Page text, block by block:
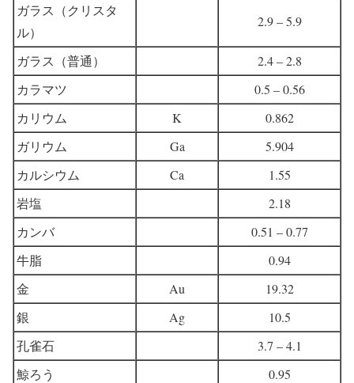
ガラス（クリスタ
ル）
2.9 – 5.9
ガラス（普通）
2.4 – 2.8
カラマツ
0.5 – 0.56
カリウム
K
0.862
ガリウム
Ga
5.904
カルシウム
Ca
1.55
岩塩
2.18
カンバ
0.51 – 0.77
牛脂
0.94
金
Au
19.32
銀
Ag
10.5
孔雀石
3.7 – 4.1
鯨ろう
0.95